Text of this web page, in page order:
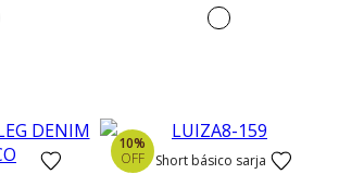
10%
OFF
short básico sarja